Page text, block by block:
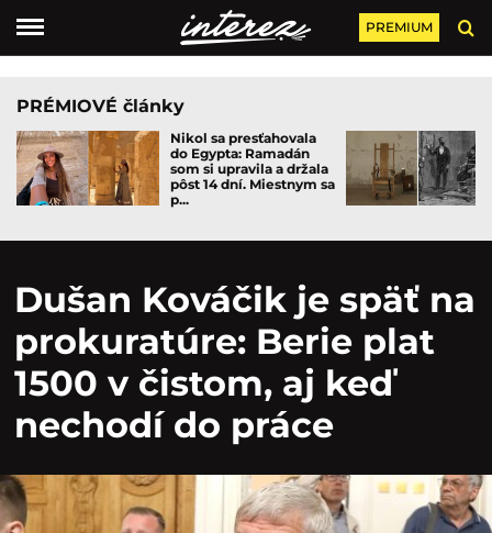
PREMIUM
PRÉMIOVÉ články
Nikol sa presťahovala
do Egypta: Ramadán
som si upravila a držala
pôst 14 dní. Miestnym sa
p...
Dušan Kováčik je späť na
prokuratúre: Berie plat
1500 v čistom, aj keď
nechodí do práce